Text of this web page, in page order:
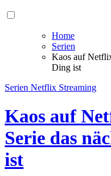
Home
Serien
Kaos auf
Ding ist
Serien Netflix Streaming
Kaos auf
Serie das
ist